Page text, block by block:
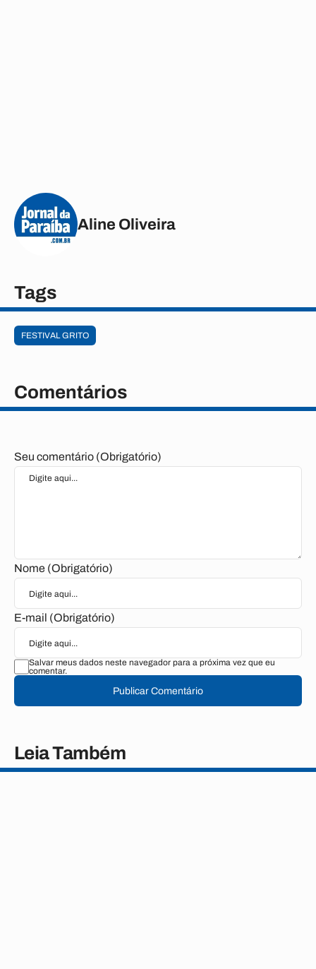
Aline Oliveira
Tags
FESTIVAL GRITO
Comentários
Seu comentário (Obrigatório)
Nome (Obrigatório)
E-mail (Obrigatório)
Salvar meus dados neste navegador para a próxima vez que eu
comentar.
Publicar Comentário
Leia Também